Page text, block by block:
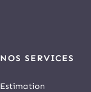
NOS SERVICES
Estimation